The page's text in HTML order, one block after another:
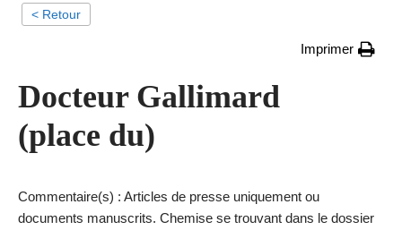
< Retour
Imprimer
Docteur Gallimard
(place du)
Commentaire(s) : Articles de presse uniquement ou
documents manuscrits. Chemise se trouvant dans le dossier